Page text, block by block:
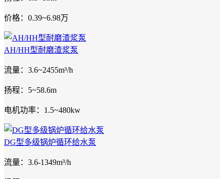
价格：0.39~6.98万
AH/HH型耐磨渣浆泵
流量：3.6~2455m³/h
扬程：5~58.6m
电机功率：1.5~480kw
DG型多级锅炉循环给水泵
流量：3.6-1349m³/h